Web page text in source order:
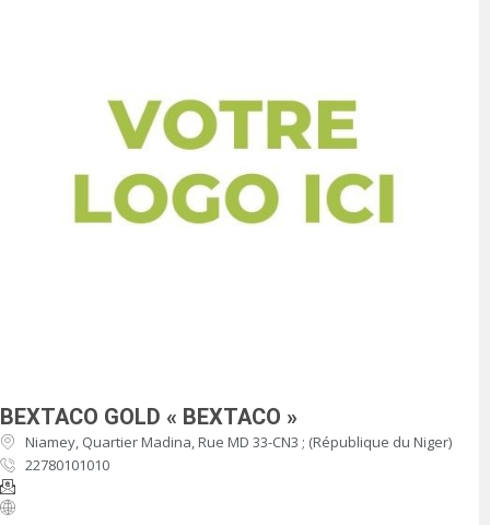
BEXTACO GOLD « BEXTACO »
Niamey, Quartier Madina, Rue MD 33-CN3 ; (République du Niger)
22780101010